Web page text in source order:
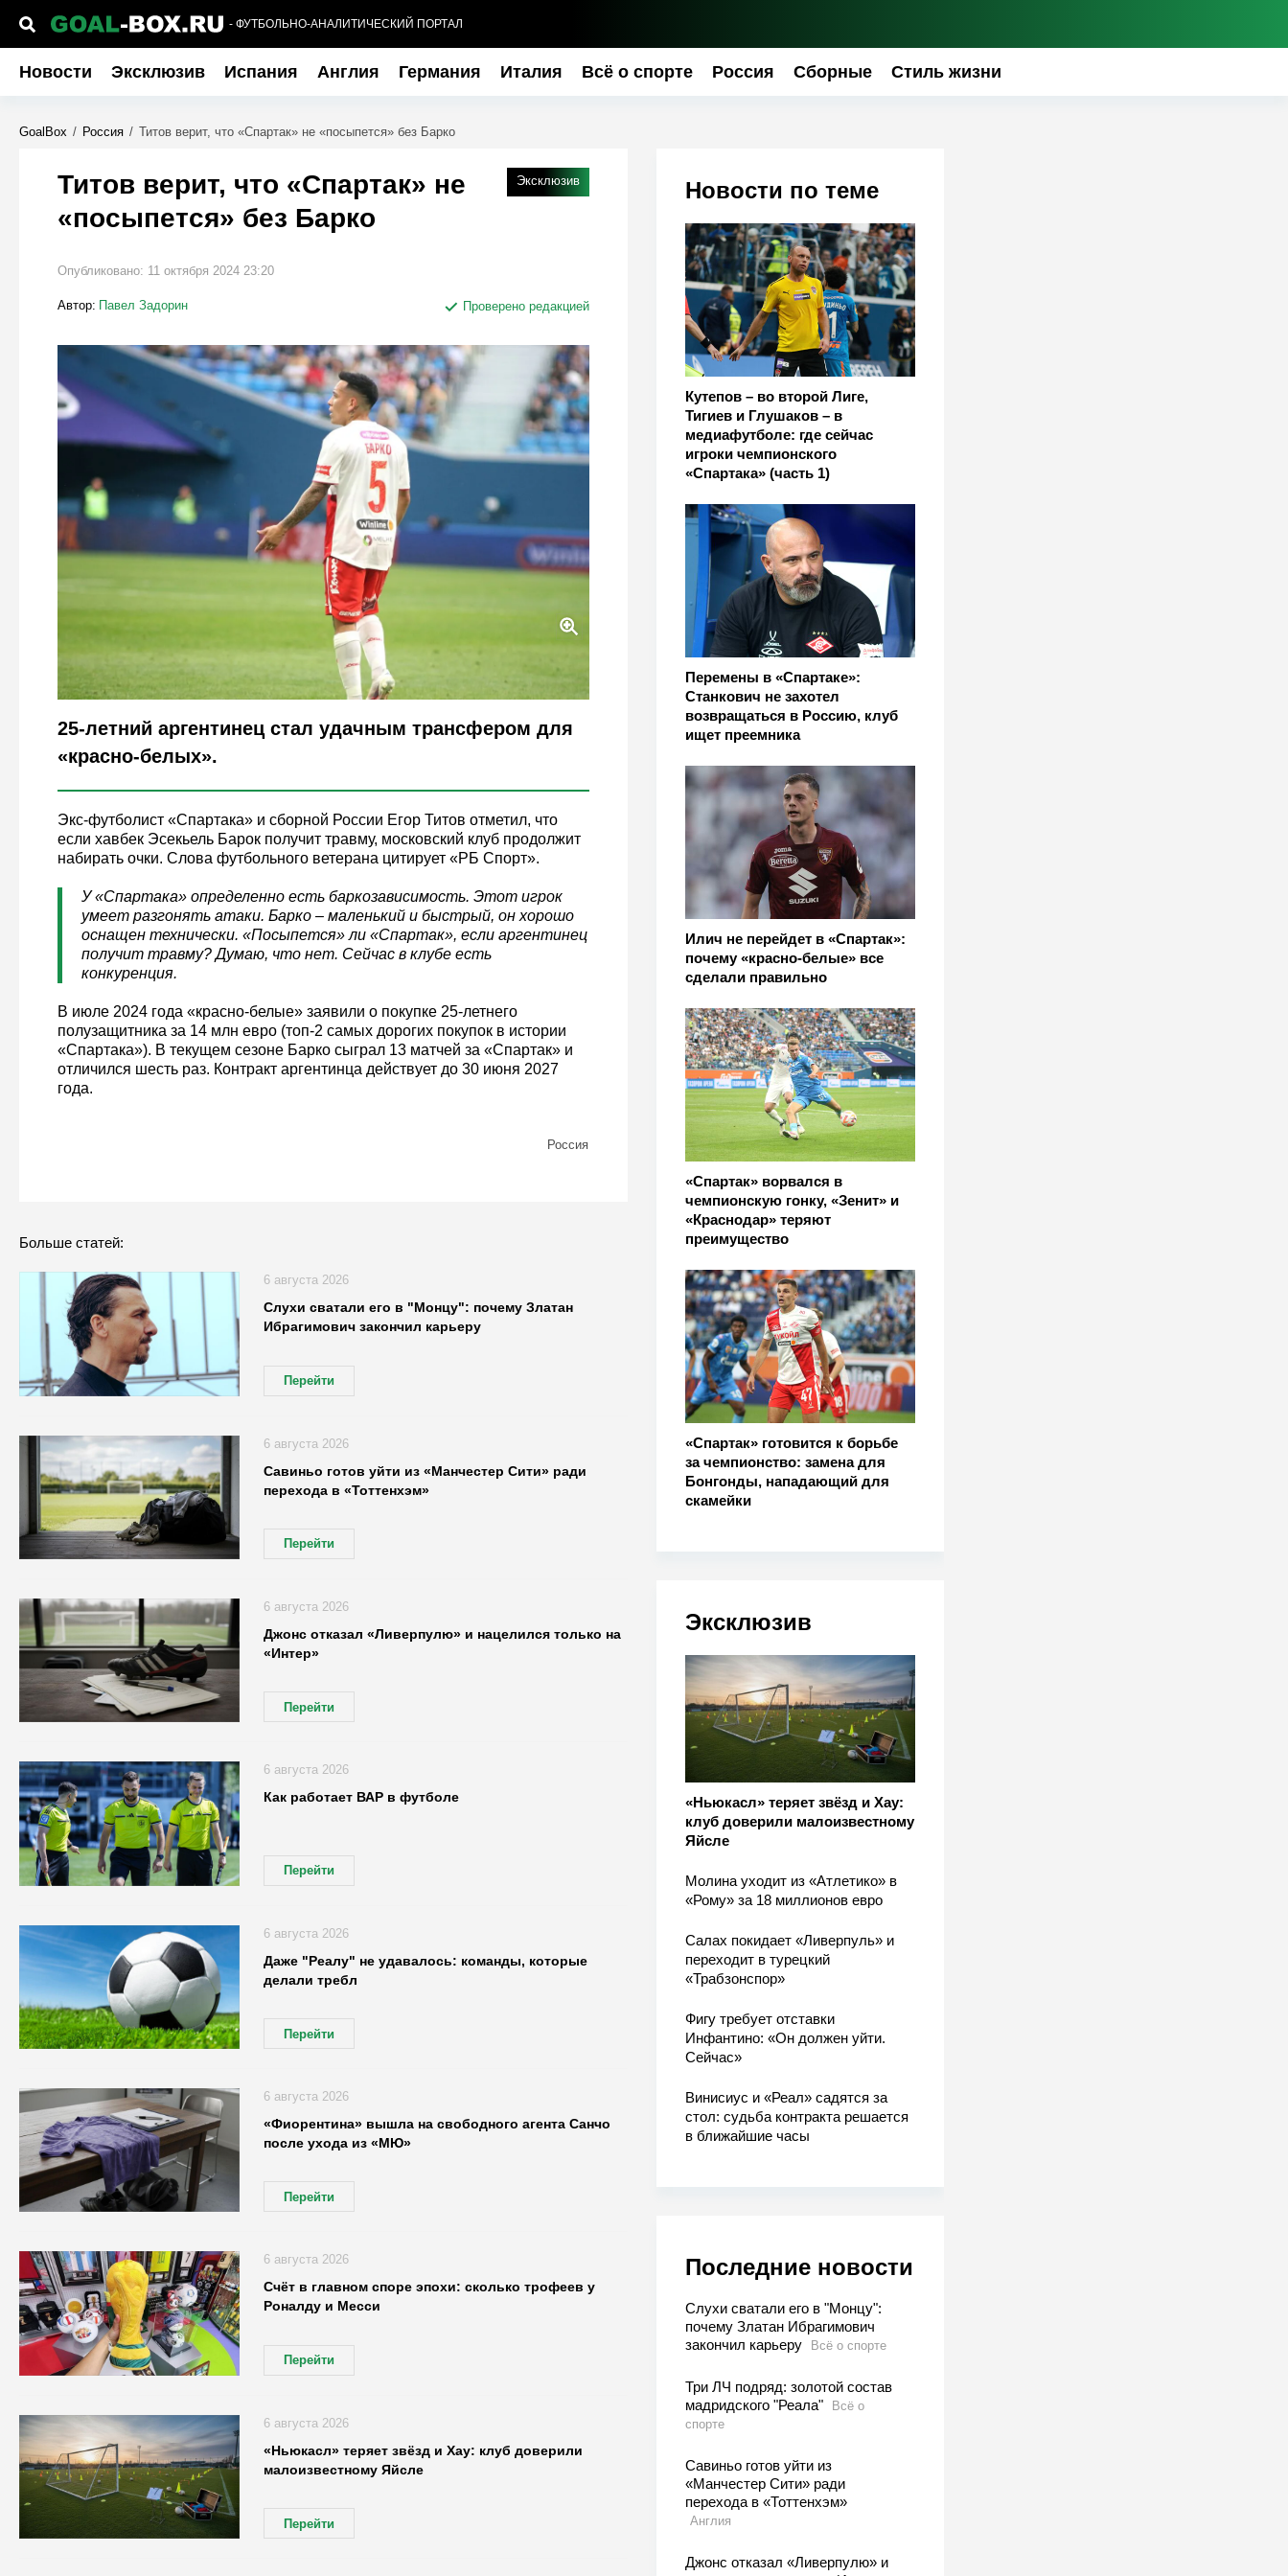
- ФУТБОЛЬНО-АНАЛИТИЧЕСКИЙ ПОРТАЛ
Новости Эксклюзив Испания Англия Германия Италия Всё о спорте Россия Сборные Стиль жизни
GoalBox / Россия / Титов верит, что «Спартак» не «посыпется» без Барко
Новости по теме
Кутепов – во второй Лиге,
Тигиев и Глушаков – в
медиафутболе: где сейчас
игроки чемпионского
«Спартака» (часть 1)
Перемены в «Спартаке»:
Станкович не захотел
возвращаться в Россию, клуб
ищет преемника
Илич не перейдет в «Спартак»:
почему «красно-белые» все
сделали правильно
«Спартак» ворвался в
чемпионскую гонку, «Зенит» и
«Краснодар» теряют
преимущество
«Спартак» готовится к борьбе
за чемпионство: замена для
Бонгонды, нападающий для
скамейки
Эксклюзив
«Ньюкасл» теряет звёзд и Хау:
клуб доверили малоизвестному
Яйсле
Молина уходит из «Атлетико» в
«Рому» за 18 миллионов евро
Салах покидает «Ливерпуль» и
переходит в турецкий
«Трабзонспор»
Фигу требует отставки
Инфантино: «Он должен уйти.
Сейчас»
Винисиус и «Реал» садятся за
стол: судьба контракта решается
в ближайшие часы
Последние новости
Слухи сватали его в "Монцу":
почему Златан Ибрагимович
закончил карьеру
Всё о спорте
Три ЛЧ подряд: золотой состав
мадридского "Реала"
Всё о
спорте
Савиньо готов уйти из
«Манчестер Сити» ради
перехода в «Тоттенхэм»
Англия
Джонс отказал «Ливерпулю» и
Эксклюзив
Титов верит, что «Спартак» не
«посыпется» без Барко
Опубликовано: 11 октября 2024 23:20
Автор: Павел Задорин Проверено редакцией
Legion-Media
25-летний аргентинец стал удачным трансфером для
«красно-белых».
Экс-футболист «Спартака» и сборной России Егор Титов отметил, что
если хавбек Эсекьель Барок получит травму, московский клуб продолжит
набирать очки. Слова футбольного ветерана цитирует «РБ Спорт».
У «Спартака» определенно есть баркозависимость. Этот игрок
умеет разгонять атаки. Барко – маленький и быстрый, он хорошо
оснащен технически. «Посыпется» ли «Спартак», если аргентинец
получит травму? Думаю, что нет. Сейчас в клубе есть
конкуренция.
В июле 2024 года «красно-белые» заявили о покупке 25-летнего
полузащитника за 14 млн евро (топ-2 самых дорогих покупок в истории
«Спартака»). В текущем сезоне Барко сыграл 13 матчей за «Спартак» и
отличился шесть раз. Контракт аргентинца действует до 30 июня 2027
года.
Россия
Больше статей:
Слухи сватали его в "Монцу": почему Златан
Ибрагимович закончил карьеру
Перейти
6 августа 2026
Савиньо готов уйти из «Манчестер Сити» ради
перехода в «Тоттенхэм»
Перейти
6 августа 2026
Джонс отказал «Ливерпулю» и нацелился только на
«Интер»
Перейти
6 августа 2026
Как работает ВАР в футболе
Перейти
6 августа 2026
Даже "Реалу" не удавалось: команды, которые
делали требл
Перейти
6 августа 2026
«Фиорентина» вышла на свободного агента Санчо
после ухода из «МЮ»
Перейти
6 августа 2026
Счёт в главном споре эпохи: сколько трофеев у
Роналду и Месси
Перейти
6 августа 2026
«Ньюкасл» теряет звёзд и Хау: клуб доверили
малоизвестному Яйсле
Перейти
6 августа 2026